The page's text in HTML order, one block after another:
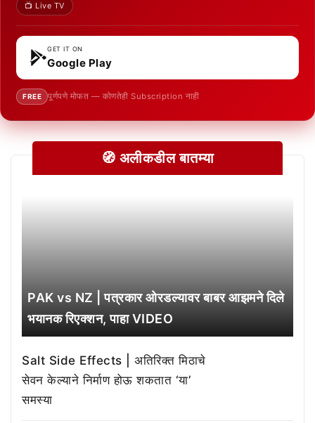
📺 Live TV
GET IT ON
Google Play
FREE पूर्णपणे मोफत — कोणतेही Subscription नाही
🧭 अलीकडील बातम्या
PAK vs NZ | पत्रकार ओरडल्यावर बाबर आझमने दिले
भयानक रिएक्शन, पाहा VIDEO
Salt Side Effects | अतिरिक्त मिठाचे
सेवन केल्याने निर्माण होऊ शकतात ‘या’
समस्या